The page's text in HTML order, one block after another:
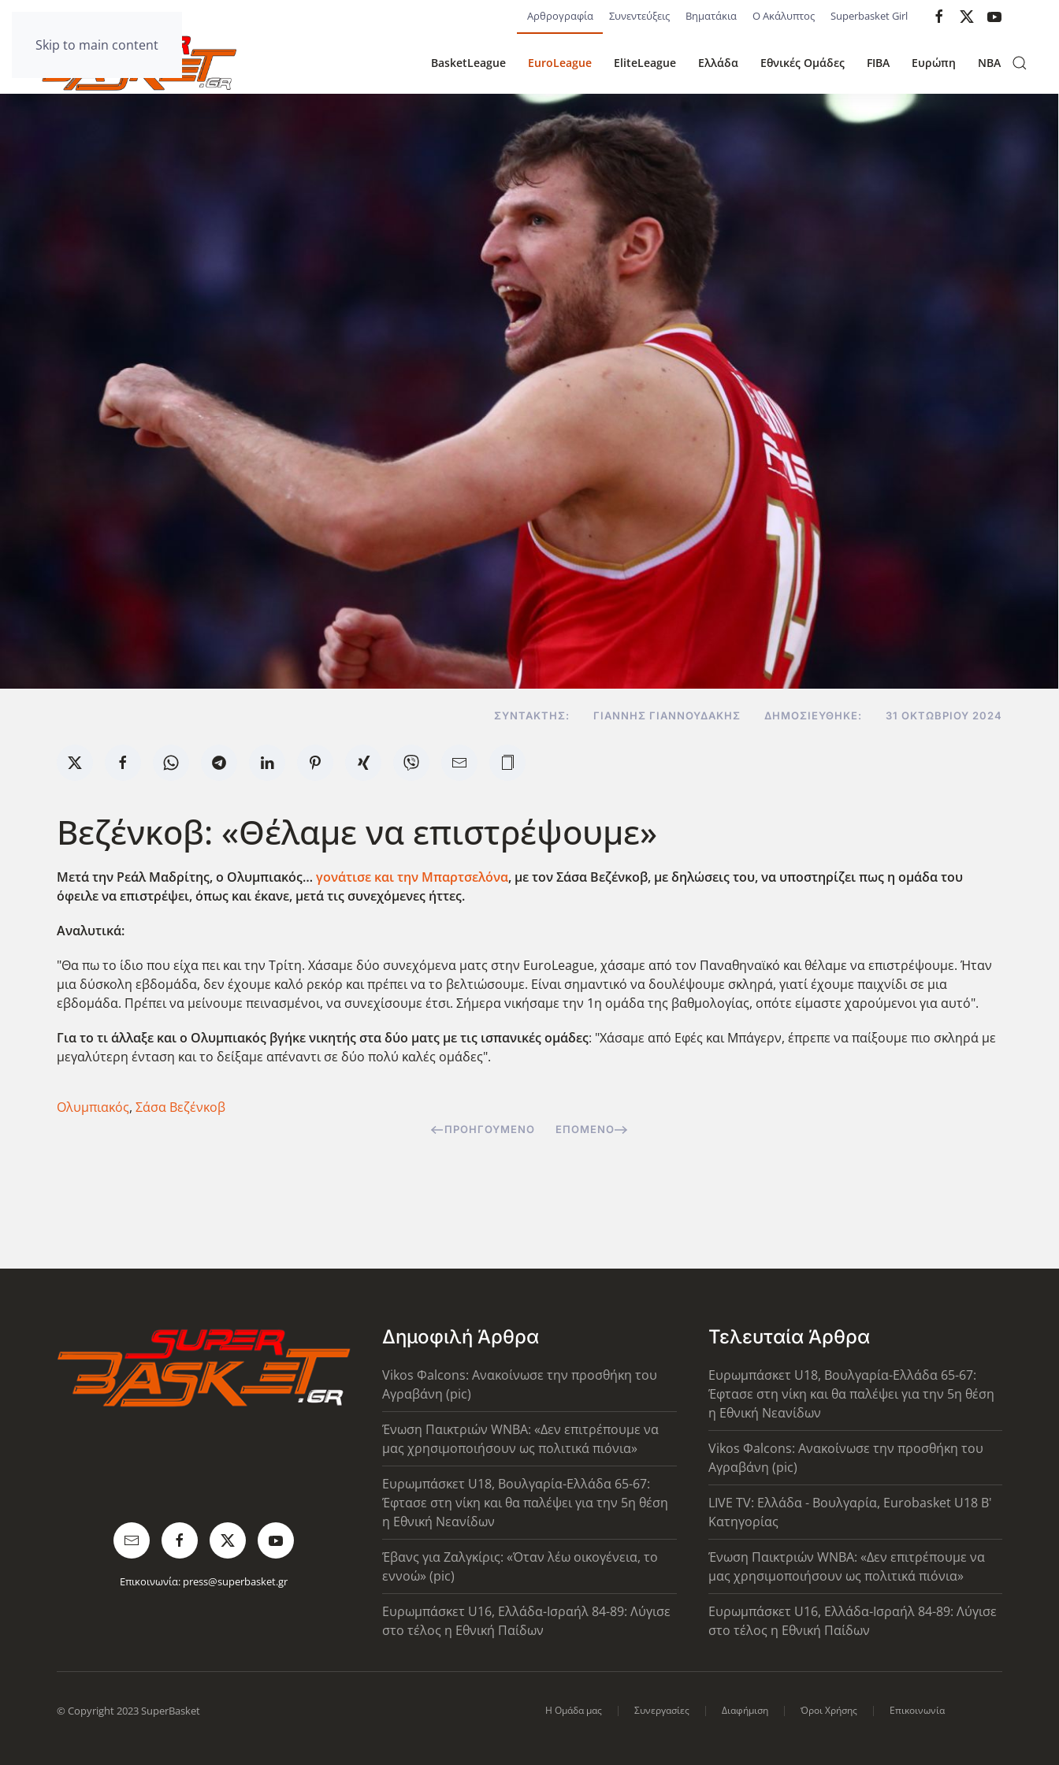
Skip to main content
Αρθρογραφία Συνεντεύξεις Βηματάκια Ο Ακάλυπτος Superbasket Girl
BasketLeague EuroLeague EliteLeague Ελλάδα Εθνικές Ομάδες FIBA Ευρώπη NBA
ΣΥΝΤΆΚΤΗΣ: ΓΙΆΝΝΗΣ ΓΙΑΝΝΟΥΔΆΚΗΣ ΔΗΜΟΣΙΕΎΘΗΚΕ: 31 ΟΚΤΩΒΡΊΟΥ 2024
Βεζένκοβ: «Θέλαμε να επιστρέψουμε»
Μετά την Ρεάλ Μαδρίτης, ο Ολυμπιακός… γονάτισε και την Μπαρτσελόνα, με τον Σάσα Βεζένκοβ, με δηλώσεις του, να υποστηρίζει πως η ομάδα του
όφειλε να επιστρέψει, όπως και έκανε, μετά τις συνεχόμενες ήττες.
Αναλυτικά:
"Θα πω το ίδιο που είχα πει και την Τρίτη. Χάσαμε δύο συνεχόμενα ματς στην EuroLeague, χάσαμε από τον Παναθηναϊκό και θέλαμε να επιστρέψουμε. Ήταν
μια δύσκολη εβδομάδα, δεν έχουμε καλό ρεκόρ και πρέπει να το βελτιώσουμε. Είναι σημαντικό να δουλέψουμε σκληρά, γιατί έχουμε παιχνίδι σε μια
εβδομάδα. Πρέπει να μείνουμε πεινασμένοι, να συνεχίσουμε έτσι. Σήμερα νικήσαμε την 1η ομάδα της βαθμολογίας, οπότε είμαστε χαρούμενοι για αυτό".
Για το τι άλλαξε και ο Ολυμπιακός βγήκε νικητής στα δύο ματς με τις ισπανικές ομάδες: "Χάσαμε από Εφές και Μπάγερν, έπρεπε να παίξουμε πιο σκληρά με
μεγαλύτερη ένταση και το δείξαμε απέναντι σε δύο πολύ καλές ομάδες".
Ολυμπιακός, Σάσα Βεζένκοβ
ΠΡΟΗΓΟΎΜΕΝΟ ΕΠΌΜΕΝΟ
Επικοινωνία: press@superbasket.gr
Δημοφιλή Άρθρα
Vikos Φalcons: Ανακοίνωσε την προσθήκη του
Αγραβάνη (pic)
Ένωση Παικτριών WNBA: «Δεν επιτρέπουμε να
μας χρησιμοποιήσουν ως πολιτικά πιόνια»
Ευρωμπάσκετ U18, Βουλγαρία-Ελλάδα 65-67:
Έφτασε στη νίκη και θα παλέψει για την 5η θέση
η Εθνική Νεανίδων
Έβανς για Ζαλγκίρις: «Όταν λέω οικογένεια, το
εννοώ» (pic)
Ευρωμπάσκετ U16, Ελλάδα-Ισραήλ 84-89: Λύγισε
στο τέλος η Εθνική Παίδων
Τελευταία Άρθρα
Ευρωμπάσκετ U18, Βουλγαρία-Ελλάδα 65-67:
Έφτασε στη νίκη και θα παλέψει για την 5η θέση
η Εθνική Νεανίδων
Vikos Φalcons: Ανακοίνωσε την προσθήκη του
Αγραβάνη (pic)
LIVE TV: Ελλάδα - Βουλγαρία, Eurobasket U18 Β'
Κατηγορίας
Ένωση Παικτριών WNBA: «Δεν επιτρέπουμε να
μας χρησιμοποιήσουν ως πολιτικά πιόνια»
Ευρωμπάσκετ U16, Ελλάδα-Ισραήλ 84-89: Λύγισε
στο τέλος η Εθνική Παίδων
© Copyright 2023 SuperBasket Η Ομάδα μας Συνεργασίες Διαφήμιση Όροι Χρήσης Επικοινωνία